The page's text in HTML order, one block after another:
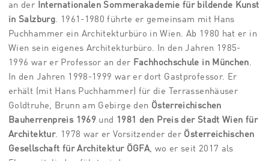
an der Internationalen Sommerakademie für bildende Kunst
in Salzburg. 1961-1980 führte er gemeinsam mit Hans
Puchhammer ein Architekturbüro in Wien. Ab 1980 hat er in
Wien sein eigenes Architekturbüro. In den Jahren 1985-
1996 war er Professor an der Fachhochschule in München.
In den Jahren 1998-1999 war er dort Gastprofessor. Er
erhält (mit Hans Puchhammer) für die Terrassenhäuser
Goldtruhe, Brunn am Gebirge den Österreichischen
Bauherrenpreis 1969und
1981 den Preis der Stadt Wien für
Architektur. 1978 war er Vorsitzender der Österreichischen
Gesellschaft für Architektur ÖGFA, wo er seit 2017 als